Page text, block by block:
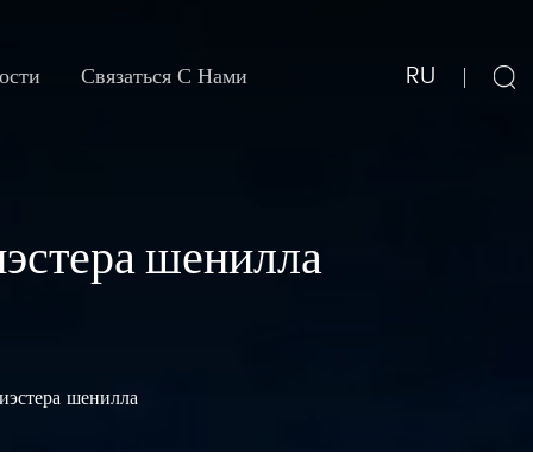
Связаться С Нами RU
шенилла
шенилла